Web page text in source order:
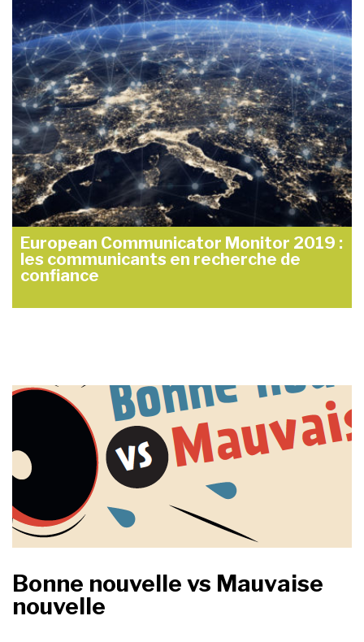
European Communicator Monitor 2019 :
les communicants en recherche de
confiance
Bonne nouvelle vs Mauvaise
nouvelle